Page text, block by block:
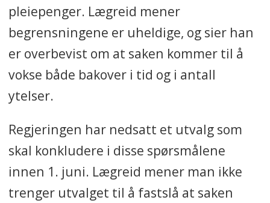
pleiepenger. Lægreid mener
begrensningene er uheldige, og sier han
er overbevist om at saken kommer til å
vokse både bakover i tid og i antall
ytelser.
Regjeringen har nedsatt et utvalg som
skal konkludere i disse spørsmålene
innen 1. juni. Lægreid mener man ikke
trenger utvalget til å fastslå at saken